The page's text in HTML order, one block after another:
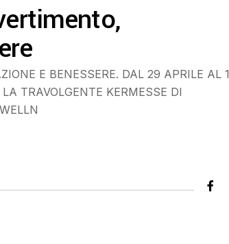
E BENESSERE. DAL 29 APRILE AL 1
TRAVOLGENTE KERMESSE DI